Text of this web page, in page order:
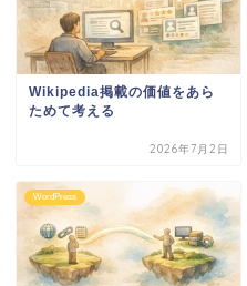
Wikipedia掲載の価値をあら
ためて考える
2026年7月2日
WordPress